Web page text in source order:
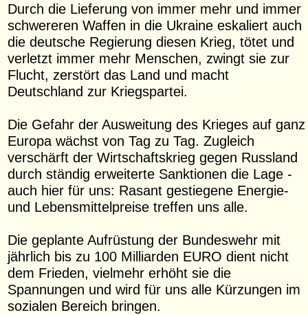
Durch die Lieferung von immer mehr und immer
schwereren Waffen in die Ukraine eskaliert auch
die deutsche Regierung diesen Krieg, tötet und
verletzt immer mehr Menschen, zwingt sie zur
Flucht, zerstört das Land und macht
Deutschland zur Kriegspartei.
Die Gefahr der Ausweitung des Krieges auf ganz
Europa wächst von Tag zu Tag. Zugleich
verschärft der Wirtschaftskrieg gegen Russland
durch ständig erweiterte Sanktionen die Lage -
auch hier für uns: Rasant gestiegene Energie-
und Lebensmittelpreise treffen uns alle.
Die geplante Aufrüstung der Bundeswehr mit
jährlich bis zu 100 Milliarden EURO dient nicht
dem Frieden, vielmehr erhöht sie die
Spannungen und wird für uns alle Kürzungen im
sozialen Bereich bringen.